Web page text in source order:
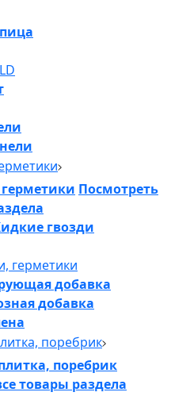
Посмотреть
гвозди
герметики
добавка
добавка
поребрик
поребрик
товары раздела